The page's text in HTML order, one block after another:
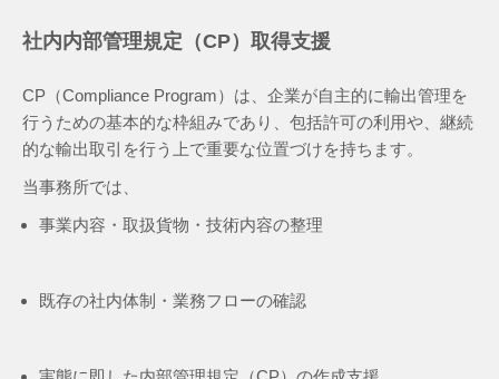
社内内部管理規定（CP）取得支援
CP（Compliance Program）は、企業が自主的に輸出管理を
行うための基本的な枠組みであり、包括許可の利用や、継続
的な輸出取引を行う上で重要な位置づけを持ちます。
当事務所では、
事業内容・取扱貨物・技術内容の整理
既存の社内体制・業務フローの確認